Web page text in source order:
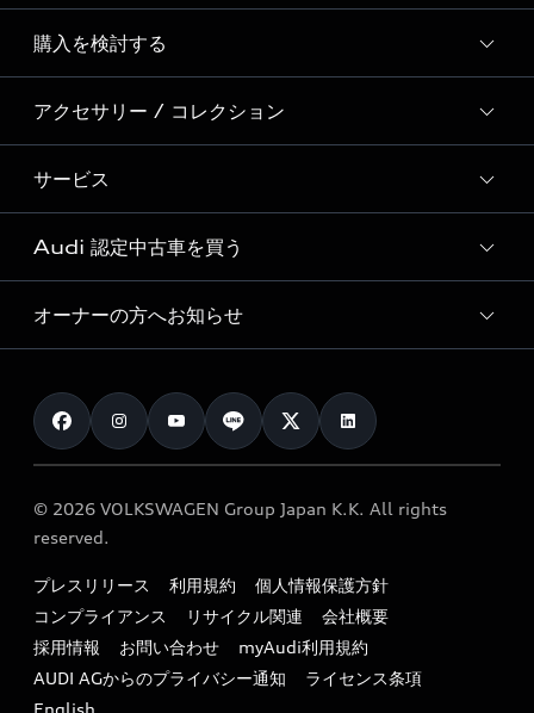
Story of Progress
Audi Sport
Formula 1®
デジタルサービス
ディーラー検索
新車在庫検索
試乗車・展示車検索
見積もり依頼
試乗予約
購入を検討する
モデル一覧
特別仕様モデル / 限定モデル
e-tronラインアップ
価格シミュレーション
車両比較
カタログ一覧
アクセサリー / コレクション
純正アクセサリー
オンラインショップ
Audi collection
アウディナビアプリ
サービス
サービス入庫予約
サービスプログラム
メンテナンス
車検 / 定期点検
e-tronアフターサポート
myAudi
Audi 認定中古車を買う
Audi認定中古車
クオリティ
保証
メンテナンス
ファイナンス
キャンペーン / イベント
買取査定
オーナーの方へお知らせ
お知らせ
オーナー様向けキャンペーン
特定整備適用車一覧
リサイクル法
よくある質問（FAQ）
© 2026 VOLKSWAGEN Group Japan K.K. All rights
reserved.
プレスリリース 利用規約
個人情報保護方針
コンプライアンス
リサイクル関連
会社概要
採用情報
お問い合わせ
myAudi利用規約
AUDI AGからのプライバシー通知
ライセンス条項
English